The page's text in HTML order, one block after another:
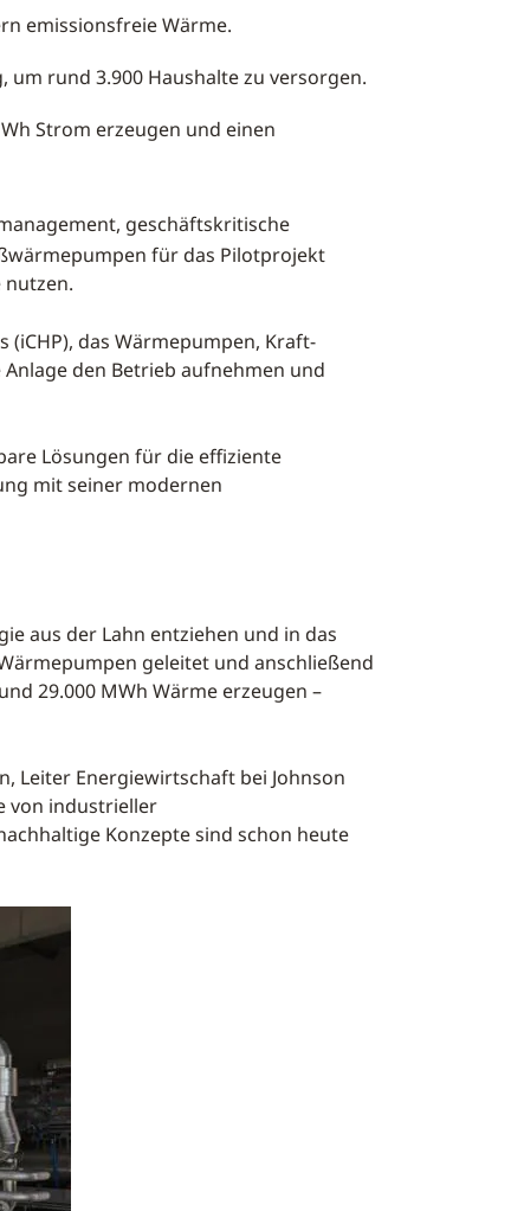
emissionsfreie Wärme.
um rund 3.900 Haushalte zu versorgen.
Strom erzeugen und einen
geschäftskritische
für das Pilotprojekt
nutzen.
das Wärmepumpen, Kraft-
den Betrieb aufnehmen und
Lösungen für die effiziente
mit seiner modernen
aus der Lahn entziehen und in das
geleitet und anschließend
29.000 MWh Wärme erzeugen –
Leiter Energiewirtschaft bei Johnson
von industrieller
Konzepte sind schon heute